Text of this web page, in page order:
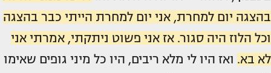
בהצגה יום למחרת, אני יום למחרת הייתי כבר בהצגה
וכל הלוז היה סגור. אז אני פשוט ניתקתי, אמרתי אני
לא בא. ואז היו לי מלא ריבים, היו כל מיני גופים שאימו